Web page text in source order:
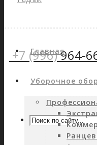
+7 (996)964-
Главная
Уборочное